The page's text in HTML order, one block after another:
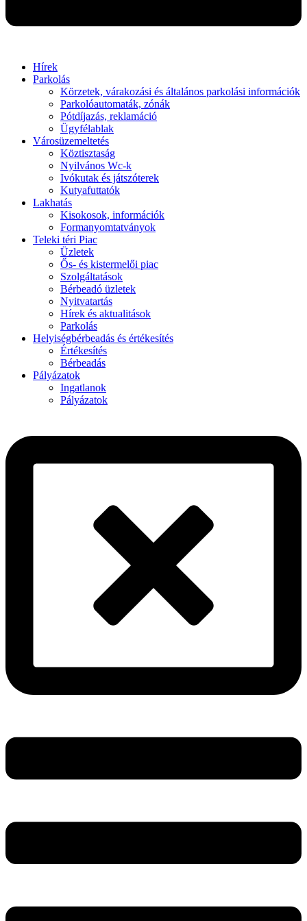
Hírek
Parkolás
Körzetek, várakozási és általános parkolási információk
Parkolóautomaták, zónák
Pótdíjazás, reklamáció
Ügyfélablak
Városüzemeltetés
Köztisztaság
Nyilvános Wc-k
Ivókutak és játszóterek
Kutyafuttatók
Lakhatás
Kisokosok, információk
Formanyomtatványok
Teleki téri Piac
Üzletek
Ős- és kistermelői piac
Szolgáltatások
Bérbeadó üzletek
Nyitvatartás
Hírek és aktualitások
Parkolás
Helyiségbérbeadás és értékesítés
Értékesítés
Bérbeadás
Pályázatok
Ingatlanok
Pályázatok
Menu